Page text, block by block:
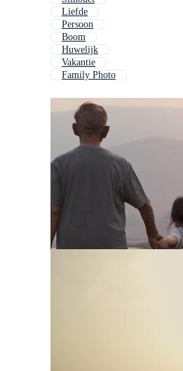
Liefde
Persoon
Boom
Huwelijk
Vakantie
Family Photo